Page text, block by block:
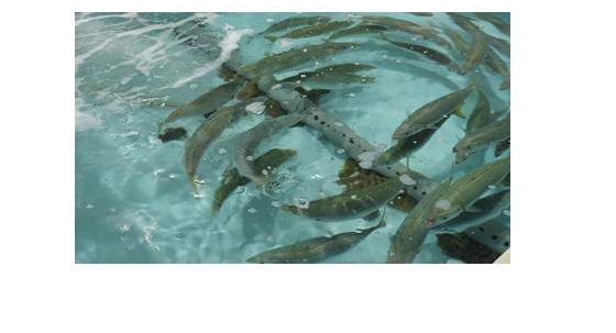
pH
ほう素
シアン
界面活性剤
ふっ素
油分
ホルムアルデヒドグルコース
過酸化水素
ヒドラジン
オゾン
フェノール
シリカ
ビタミンC
ひ素
アスベスト
グルタミン酸
吸光度
濁度|色度
溶存酸素